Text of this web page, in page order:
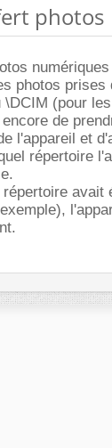
photos
photos prises
(pour
de
l'appareil et
répertoire
avait